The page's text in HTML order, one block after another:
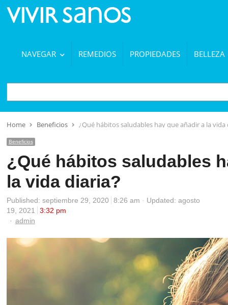
NAVEGAR REMEDIOS PROPIEDADES BELLEZA
BUSCAR
Home Beneficios ¿Qué hábitos saludables hay que añadir a la vida
Beneficios
¿Qué hábitos saludables
la vida diaria?
Published: septiembre 29, 2020 8:26 am
Updated: agosto
19, 2021
3:32 pm
Author
admin